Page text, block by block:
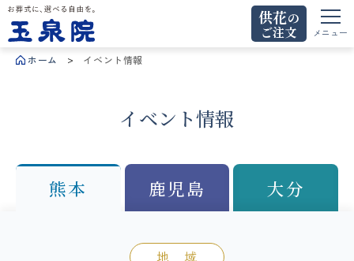
お葬式に、選べる自由を。玉泉院
供花の
ご注文
メニュー
ホーム イベント情報
イベント情報
熊本 鹿児島 大分
地 域